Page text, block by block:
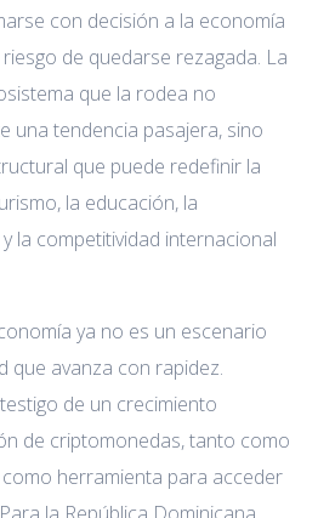
con decisión a la economía
de quedarse rezagada. La
que la rodea no
una tendencia pasajera, sino
que puede redefinir la
la educación, la
la competitividad internacional
ya no es un escenario
que avanza con rapidez.
de un crecimiento
de criptomonedas, tanto como
herramienta para acceder